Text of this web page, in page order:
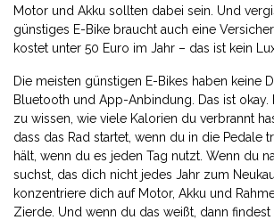
Motor und Akku sollten dabei sein. Und
günstiges E-Bike braucht auch eine
kostet unter 50 Euro im Jahr – das ist kein
Die meisten günstigen E-Bikes haben keine
Bluetooth und App-Anbindung. Das ist okay.
zu wissen, wie viele Kalorien du verbrannt
dass das Rad startet, wenn du in die Pedale
hält, wenn du es jeden Tag nutzt. Wenn du
suchst, das dich nicht jedes Jahr zum
konzentriere dich auf Motor, Akku und
Zierde. Und wenn du das weißt, dann